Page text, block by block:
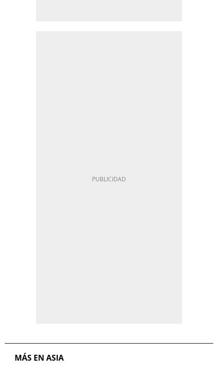
MÁS EN ASIA